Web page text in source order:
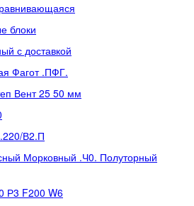
блоки
с доставкой
Фагот .ПФГ.
Вент 25 50 мм
В2.П
Морковный .Ч0. Полуторный
Р3 F200 W6